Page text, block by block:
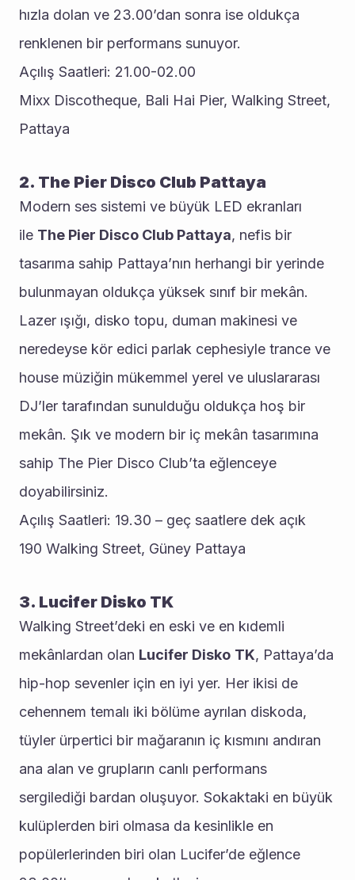
hızla dolan ve 23.00’dan sonra ise oldukça
renklenen bir performans sunuyor.
Açılış Saatleri: 21.00-02.00
Mixx Discotheque, Bali Hai Pier, Walking Street,
Pattaya
2. The Pier Disco Club Pattaya
Modern ses sistemi ve büyük LED ekranları
ile The Pier Disco Club Pattaya, nefis bir
tasarıma sahip Pattaya’nın herhangi bir yerinde
bulunmayan oldukça yüksek sınıf bir mekân.
Lazer ışığı, disko topu, duman makinesi ve
neredeyse kör edici parlak cephesiyle trance ve
house müziğin mükemmel yerel ve uluslararası
DJ’ler tarafından sunulduğu oldukça hoş bir
mekân. Şık ve modern bir iç mekân tasarımına
sahip The Pier Disco Club’ta eğlenceye
doyabilirsiniz.
Açılış Saatleri: 19.30 – geç saatlere dek açık
190 Walking Street, Güney Pattaya
3. Lucifer Disko TK
Walking Street’deki en eski ve en kıdemli
mekânlardan olan Lucifer Disko TK, Pattaya’da
hip-hop sevenler için en iyi yer. Her ikisi de
cehennem temalı iki bölüme ayrılan diskoda,
tüyler ürpertici bir mağaranın iç kısmını andıran
ana alan ve grupların canlı performans
sergilediği bardan oluşuyor. Sokaktaki en büyük
kulüplerden biri olmasa da kesinlikle en
popülerlerinden biri olan Lucifer’de eğlence